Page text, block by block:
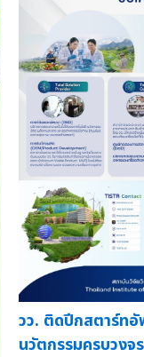
วว. ติดปีกสตาร์ทอั
นวัตกรรมครบวงจร